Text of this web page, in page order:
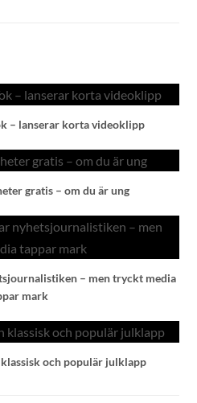
– lanserar korta videoklipp
gratis – om du är ung
– men tryckt media
mark
och populär julklapp